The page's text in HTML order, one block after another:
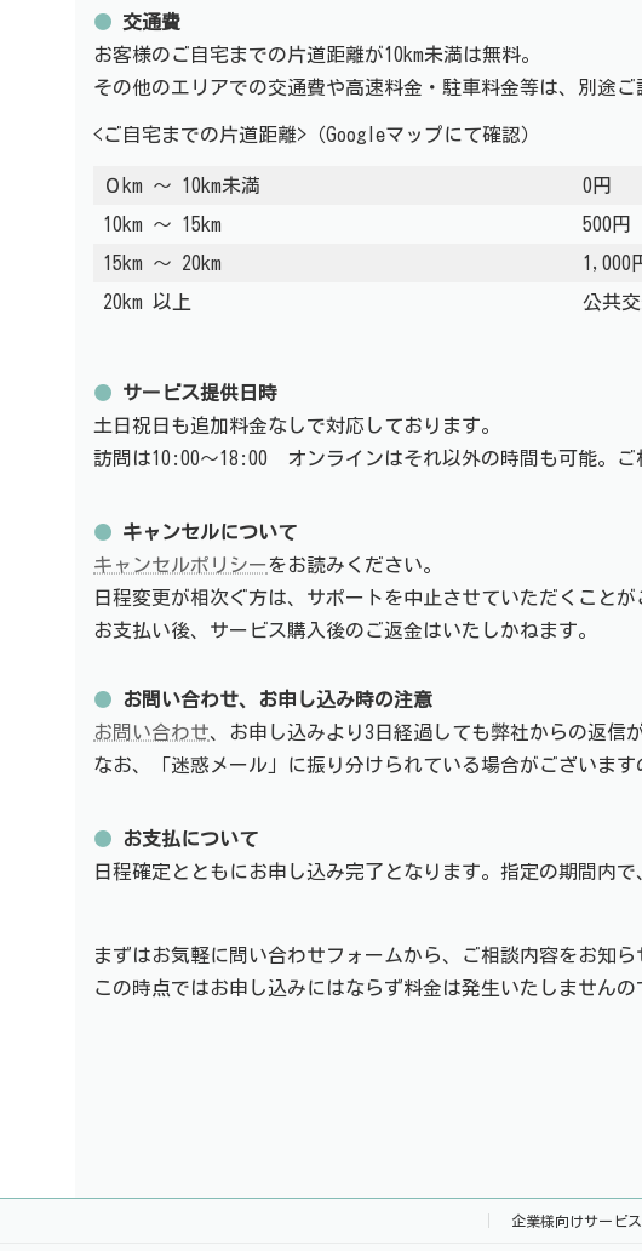
●
交通費
お客様のご自宅までの片道距離が10km未満は無料。
その他のエリアでの交通費や高速料金・駐車料金等は、別途ご
<ご自宅までの片道距離>（Googleマップにて確認）
０km 〜 10km未満 0円
10km ～ 15km
500円
15km ～ 20km
1,000
20km 以上
公共
●
サービス提供日時
土日祝日も追加料金なしで対応しております。
訪問は10:00〜18:00 オンラインはそれ以外の時間も可能。ご
●
キャンセルについて
キャンセルポリシーをお読みください。
日程変更が相次ぐ方は、サポートを中止させていただくことが
お支払い後、サービス購入後のご返金はいたしかねます。
●
お問い合わせ、お申し込み時の注意
お問い合わせ、お申し込みより3日経過しても弊社からの返信
なお、「迷惑メール」に振り分けられている場合がございます
●
お支払について
日程確定とともにお申し込み完了となります。指定の期間内
まずはお気軽に問い合わせフォームから、ご相談内容をお知ら
この時点ではお申し込みにはならず料金は発生いたしませんの
企業様向けサービス